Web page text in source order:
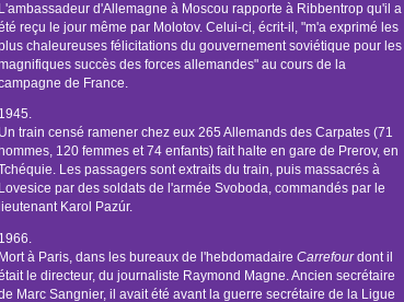
L'ambassadeur d'Allemagne à Moscou rapporte à Ribbentrop qu'il a
reçu le jour même par Molotov. Celui-ci, écrit-il, "m'a exprimé les
chaleureuses félicitations du gouvernement soviétique pour les
succès des forces allemandes" au cours de la
de France.
1945.
Un train censé ramener chez eux 265 Allemands des Carpates (71
hommes, 120 femmes et 74 enfants) fait halte en gare de Prerov, en
Les passagers sont extraits du train, puis massacrés à
Lovesice par des soldats de l'armée Svoboda, commandés par le
lieutenant Karol Pazúr.
1966.
Mort à Paris, dans les bureaux de l'hebdomadaire Carrefourdont il
le directeur, du journaliste Raymond Magne. Ancien secrétaire
Marc Sangnier, il avait été avant la guerre secrétaire de la Ligue